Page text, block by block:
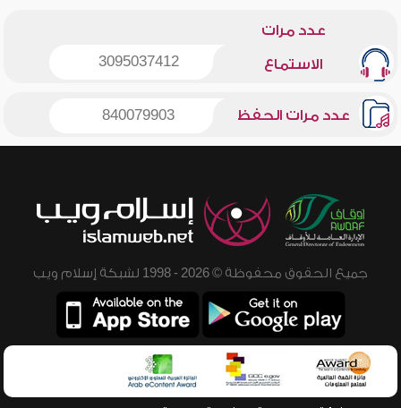
عدد مرات
الاستماع 3095037412
عدد مرات الحفظ 840079903
جميع الحقوق محفوظة © 2026 - 1998 لشبكة إسلام ويب